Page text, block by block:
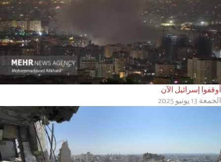
أوقفوا إسرائيل الآن
الجمعة 13 يونيو 2025